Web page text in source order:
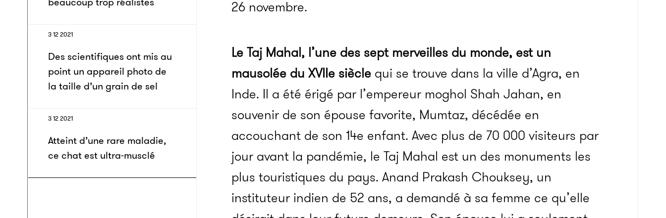
3 12 2021
Des scientifiques ont mis au
point un appareil photo de
la taille d’un grain de sel
3 12 2021
Atteint d’une rare maladie,
ce chat est ultra-musclé
26 novembre.
Le Taj Mahal, l’une des sept merveilles du monde, est un
mausolée du XVIIe siècle qui se trouve dans la ville d’Agra, en
Inde. Il a été érigé par l’empereur moghol Shah Jahan, en
souvenir de son épouse favorite, Mumtaz, décédée en
accouchant de son 14e enfant. Avec plus de 70 000 visiteurs par
jour avant la pandémie, le Taj Mahal est un des monuments les
plus touristiques du pays. Anand Prakash Chouksey, un
instituteur indien de 52 ans, a demandé à sa femme ce qu’elle